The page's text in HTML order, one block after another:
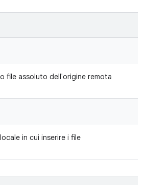
file assoluto dell'origine remota
in cui inserire i file